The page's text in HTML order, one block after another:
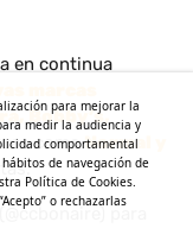
en continua
Bobby’s,
comoNormal y
(@ccbonaire) para
para mejorar la
medir la audiencia y
comportamental
de navegación de
Política de Cookies.
o rechazarlas